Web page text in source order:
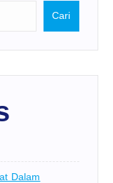
Cari
Dalam